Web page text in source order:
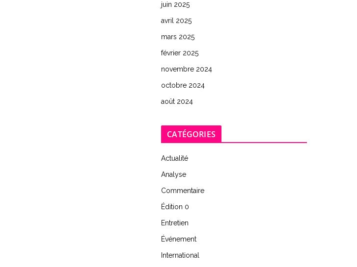
juin 2025
avril 2025
mars 2025
février 2025
novembre 2024
octobre 2024
août 2024
CATÉGORIES
Actualité
Analyse
Commentaire
Édition 0
Entretien
Événement
International